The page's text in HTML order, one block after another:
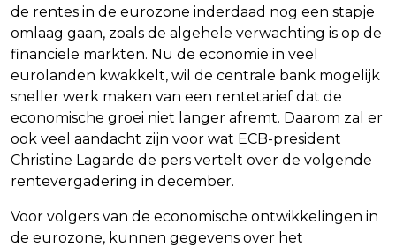
de rentes in de eurozone inderdaad nog een stapje
omlaag gaan, zoals de algehele verwachting is op de
financiële markten. Nu de economie in veel
eurolanden kwakkelt, wil de centrale bank mogelijk
sneller werk maken van een rentetarief dat de
economische groei niet langer afremt. Daarom zal er
ook veel aandacht zijn voor wat ECB-president
Christine Lagarde de pers vertelt over de volgende
rentevergadering in december.
Voor volgers van de economische ontwikkelingen in
de eurozone, kunnen gegevens over het